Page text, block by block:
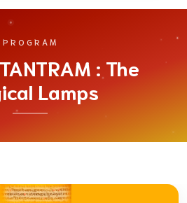
PROGRAM
: The
Lamps